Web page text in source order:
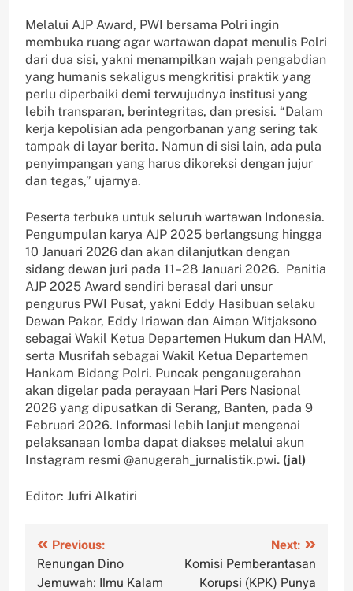
Melalui AJP Award, PWI bersama Polri ingin
membuka ruang agar wartawan dapat menulis Polri
dari dua sisi, yakni menampilkan wajah pengabdian
yang humanis sekaligus mengkritisi praktik yang
perlu diperbaiki demi terwujudnya institusi yang
lebih transparan, berintegritas, dan presisi. “Dalam
kerja kepolisian ada pengorbanan yang sering tak
tampak di layar berita. Namun di sisi lain, ada pula
penyimpangan yang harus dikoreksi dengan jujur
dan tegas,” ujarnya.
Peserta terbuka untuk seluruh wartawan Indonesia.
Pengumpulan karya AJP 2025 berlangsung hingga
10 Januari 2026 dan akan dilanjutkan dengan
sidang dewan juri pada 11–28 Januari 2026. Panitia
AJP 2025 Award sendiri berasal dari unsur
pengurus PWI Pusat, yakni Eddy Hasibuan selaku
Dewan Pakar, Eddy Iriawan dan Aiman Witjaksono
sebagai Wakil Ketua Departemen Hukum dan HAM,
serta Musrifah sebagai Wakil Ketua Departemen
Hankam Bidang Polri. Puncak penganugerahan
akan digelar pada perayaan Hari Pers Nasional
2026 yang dipusatkan di Serang, Banten, pada 9
Februari 2026. Informasi lebih lanjut mengenai
pelaksanaan lomba dapat diakses melalui akun
Instagram resmi @anugerah_jurnalistik.pwi. (jal)
Editor: Jufri Alkatiri
Navigasi
pos
Previous:
Renungan Dino
Jemuwah: Ilmu Kalam
Next:
Komisi Pemberantasan
Korupsi (KPK) Punya